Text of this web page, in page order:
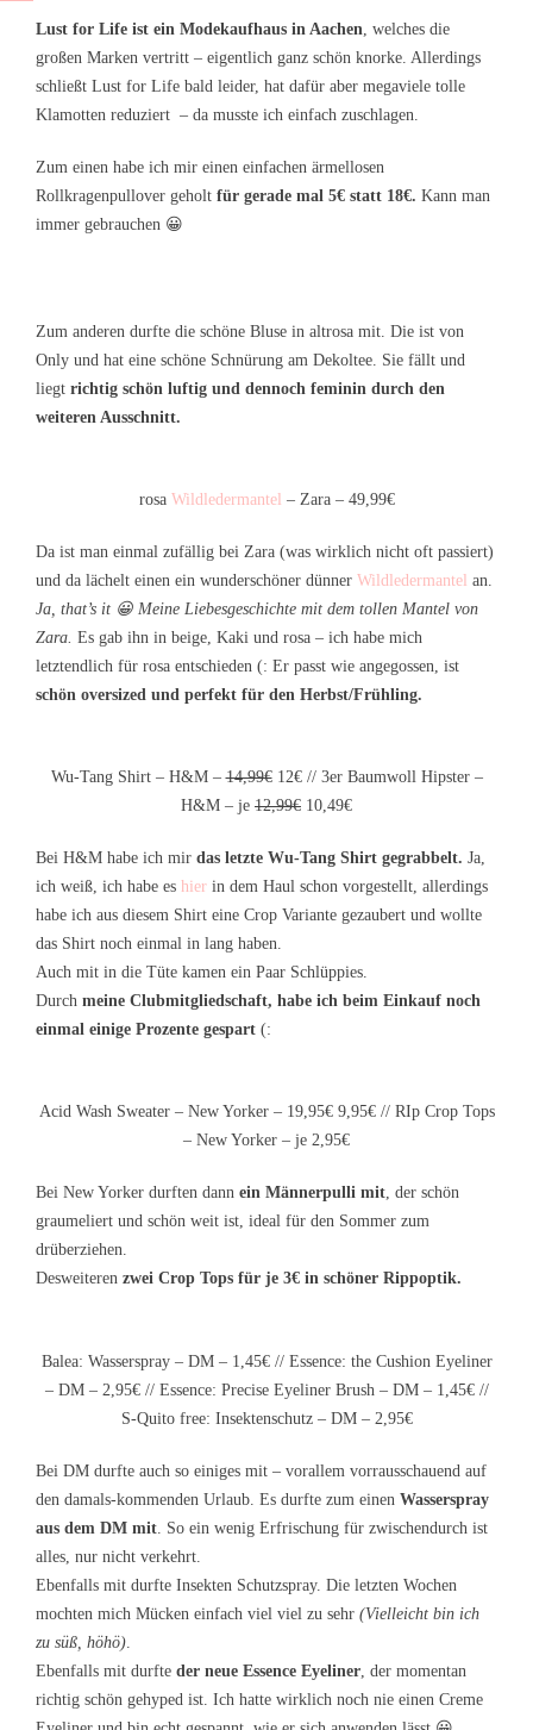
Lust for Life ist ein Modekaufhaus in Aachen, welches die
großen Marken vertritt – eigentlich ganz schön knorke. Allerdings
schließt Lust for Life bald leider, hat dafür aber megaviele tolle
Klamotten reduziert – da musste ich einfach zuschlagen.
Zum einen habe ich mir einen einfachen ärmellosen
Rollkragenpullover geholt für gerade mal 5€ statt 18€. Kann man
immer gebrauchen 😀
Zum anderen durfte die schöne Bluse in altrosa mit. Die ist von
Only und hat eine schöne Schnürung am Dekoltee. Sie fällt und
liegt richtig schön luftig und dennoch feminin durch den
weiteren Ausschnitt.
rosa Wildledermantel – Zara – 49,99€
Da ist man einmal zufällig bei Zara (was wirklich nicht oft passiert)
und da lächelt einen ein wunderschöner dünner Wildledermantel an.
Ja, that’s it 😀 Meine Liebesgeschichte mit dem tollen Mantel von
Zara. Es gab ihn in beige, Kaki und rosa – ich habe mich
letztendlich für rosa entschieden (: Er passt wie angegossen, ist
schön oversized und perfekt für den Herbst/Frühling.
Wu-Tang Shirt – H&M –14,99€12€ // 3er Baumwoll Hipster –
H&M – je 12,99€ 10,49€
Bei H&M habe ich mir das letzte Wu-Tang Shirt gegrabbelt. Ja,
ich weiß, ich habe es hier in dem Haul schon vorgestellt, allerdings
habe ich aus diesem Shirt eine Crop Variante gezaubert und wollte
das Shirt noch einmal in lang haben.
Auch mit in die Tüte kamen ein Paar Schlüppies.
Durch meine Clubmitgliedschaft, habe ich beim Einkauf noch
einmal einige Prozente gespart (:
Acid Wash Sweater – New Yorker – 19,95€ 9,95€ // RIp Crop Tops
– New Yorker – je 2,95€
Bei New Yorker durften dann ein Männerpulli mit, der schön
graumeliert und schön weit ist, ideal für den Sommer zum
drüberziehen.
Desweiteren zwei Crop Tops für je 3€ in schöner Rippoptik.
Balea: Wasserspray – DM – 1,45€ // Essence: the Cushion Eyeliner
– DM – 2,95€ // Essence: Precise Eyeliner Brush – DM – 1,45€ //
S-Quito free: Insektenschutz – DM – 2,95€
Bei DM durfte auch so einiges mit – vorallem vorrausschauend auf
den damals-kommenden Urlaub. Es durfte zum einen Wasserspray
aus dem DM mit . So ein wenig Erfrischung für zwischendurch ist
alles, nur nicht verkehrt.
Ebenfalls mit durfte Insekten Schutzspray. Die letzten Wochen
mochten mich Mücken einfach viel viel zu sehr (Vielleicht bin ich
zu süß, höhö)
Ebenfalls mit durfte der neue Essence Eyeliner , der momentan
richtig schön gehyped ist. Ich hatte wirklich noch nie einen Creme